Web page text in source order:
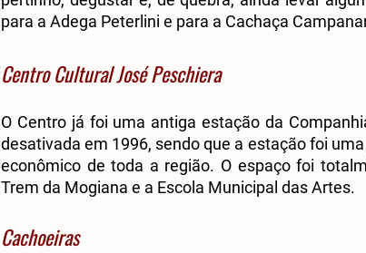
para a Adega Peterlini e para a Cachaça
Centro Cultural José Peschiera
O Centro já foi uma antiga estação da
desativada em 1996, sendo que a estação foi
econômico de toda a região. O espaço foi
Trem da Mogiana e a Escola Municipal das Artes.
Cachoeiras